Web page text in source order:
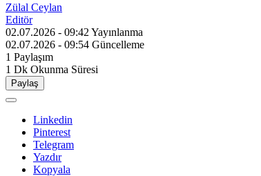
Zülal Ceylan
Editör
02.07.2026 - 09:42 Yayınlanma
02.07.2026 - 09:54 Güncelleme
1 Paylaşım
1 Dk Okunma Süresi
Paylaş
Linkedin
Pinterest
Telegram
Yazdır
Kopyala